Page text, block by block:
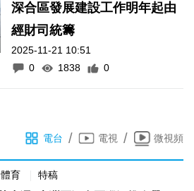
深合區發展建設工作明年起由
經財司統籌
2025-11-21 10:51
0
1838 0
電台 / 電視 / 微視頻
體育 特稿